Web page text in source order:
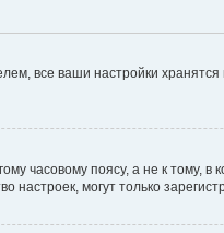
все ваши настройки
часовому поясу, а не к тому, в
настроек, могут только